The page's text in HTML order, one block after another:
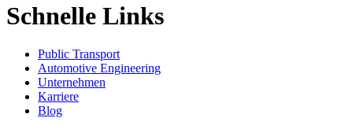
Schnelle Links
Public Transport
Automotive Engineering
Unternehmen
Karriere
Blog